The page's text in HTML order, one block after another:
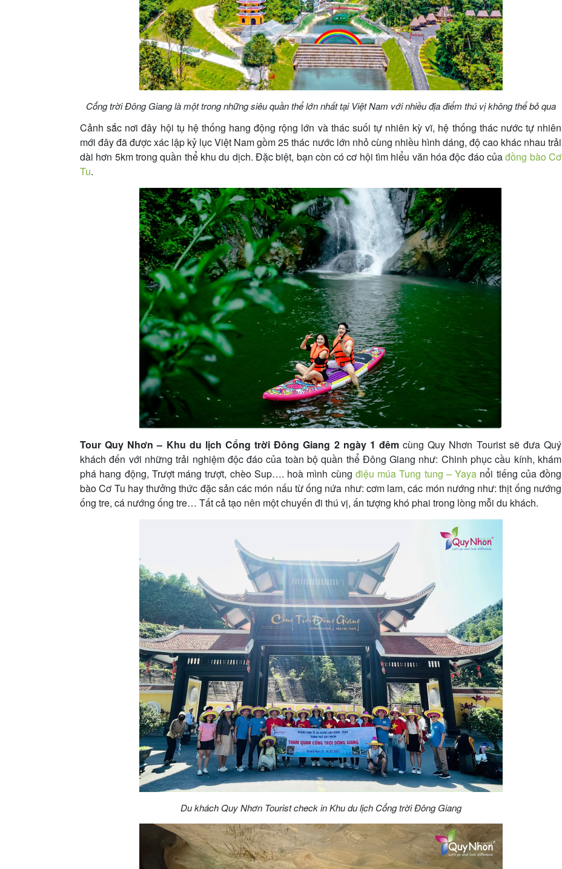
Cổng trời Đông Giang là một trong những siêu quần thể lớn nhất tại Việt Nam với nhiều địa điểm thú vị không thể bỏ qua
Cảnh sắc nơi đây hội tụ hệ thống hang động rộng lớn và thác suối tự nhiên kỳ vĩ, hệ thống thác nước tự nhiên
mới đây đã được xác lập kỷ lục Việt Nam gồm 25 thác nước lớn nhỏ cùng nhiều hình dáng, độ cao khác nhau trải
dài hơn 5km trong quần thể khu du dịch. Đặc biệt, bạn còn có cơ hội tìm hiểu văn hóa độc đáo củađồng bào Cơ
Tu.
Tour Quy Nhơn – Khu du lịch Cổng trời Đông Giang 2 ngày 1 đêm cùng Quy Nhơn Tourist sẽ đưa Quý
khách đến với những trải nghiệm độc đáo của toàn bộ quần thể Đông Giang như: Chinh phục cầu kính, khám
phá hang động, Trượt máng trượt, chèo Sup…. hoà mình cùng điệu múa Tung tung – Yaya nổi tiếng của đồng
bào Cơ Tu hay thưởng thức đặc sản các món nấu từ ống nứa như: cơm lam, các món nướng như: thịt ống nướng
ống tre, cá nướng ống tre… Tất cả tạo nên một chuyến đi thú vị, ấn tượng khó phai trong lòng mỗi du khách.
Du khách Quy Nhơn Tourist check in Khu du lịch Cổng trời Đông Giang